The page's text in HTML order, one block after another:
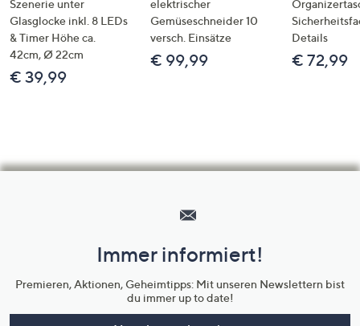
Szenerie unter
Glasglocke inkl. 8 LEDs
& Timer Höhe ca.
42cm, Ø 22cm
€ 39,99
elektrischer
Gemüseschneider 10
versch. Einsätze
€ 99,99
Details
€ 72,99
Unternehmensinformationen
Immer informiert!
Premieren, Aktionen, Geheimtipps: Mit unseren Newslettern bist
du immer up to date!